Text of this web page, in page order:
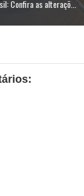
Confira as alteraçõ...